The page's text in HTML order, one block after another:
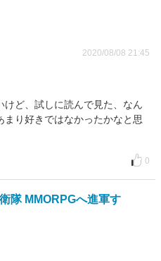
2020/08/08 21:45
ど、試しに読んで見た、なん
り好きではなかったかなと思
0
隊 MMORPGへ進軍す